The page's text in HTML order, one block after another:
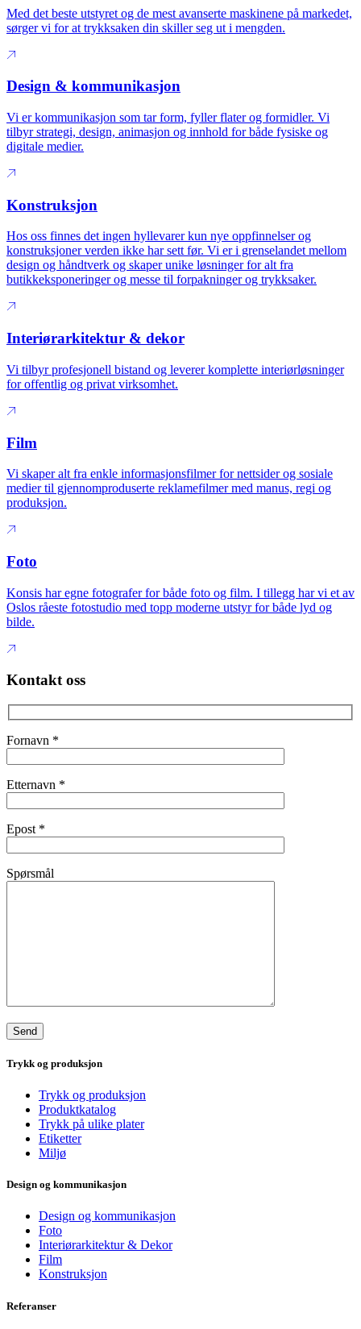
Med det beste utstyret og de mest avanserte maskinene på markedet,
sørger vi for at trykksaken din skiller seg ut i mengden.
Design & kommunikasjon
Vi er kommunikasjon som tar form, fyller flater og formidler. Vi
tilbyr strategi, design, animasjon og innhold for både fysiske og
digitale medier.
Konstruksjon
Hos oss finnes det ingen hyllevarer kun nye oppfinnelser og
konstruksjoner verden ikke har sett før. Vi er i grenselandet mellom
design og håndtverk og skaper unike løsninger for alt fra
butikkeksponeringer og messe til forpakninger og trykksaker.
Interiørarkitektur & dekor
Vi tilbyr profesjonell bistand og leverer komplette interiørløsninger
for offentlig og privat virksomhet.
Film
Vi skaper alt fra enkle informasjonsfilmer for nettsider og sosiale
medier til gjennomproduserte reklamefilmer med manus, regi og
produksjon.
Foto
Konsis har egne fotografer for både foto og film. I tillegg har vi et av
Oslos råeste fotostudio med topp moderne utstyr for både lyd og
bilde.
Kontakt oss
Fornavn *
Etternavn *
Epost *
Spørsmål
Trykk og produksjon
Trykk og produksjon
Produktkatalog
Trykk på ulike plater
Etiketter
Miljø
Design og kommunikasjon
Design og kommunikasjon
Foto
Interiørarkitektur & Dekor
Film
Konstruksjon
Referanser